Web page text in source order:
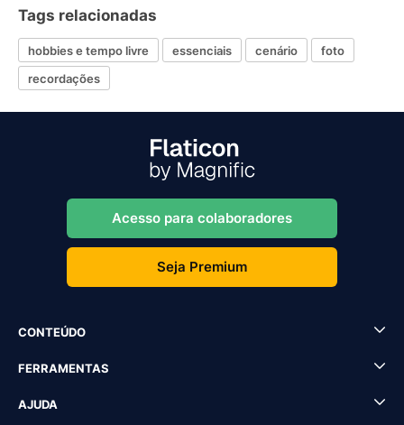
Tags relacionadas
hobbies e tempo livre essenciais cenário
foto
recordações
Acesso para colaboradores
Seja Premium
CONTEÚDO
FERRAMENTAS
AJUDA